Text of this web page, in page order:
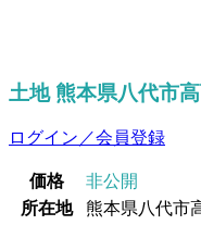
土地 熊本県八代市
ログイン／会員登録
価格
非公開
所在地
熊本県八代市